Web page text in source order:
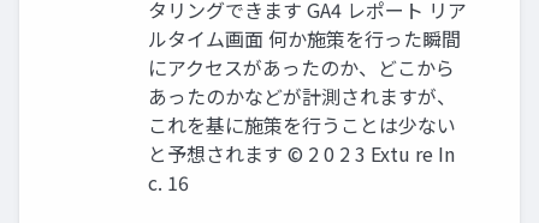
タリングできます GA4 レポート リア
ルタイム画面 何か施策を行った瞬間
にアクセスがあったのか、どこから
あったのかなどが計測されますが、
これを基に施策を行うことは少ない
と予想されます © 2 0 2 3 Extu re In
c. 16